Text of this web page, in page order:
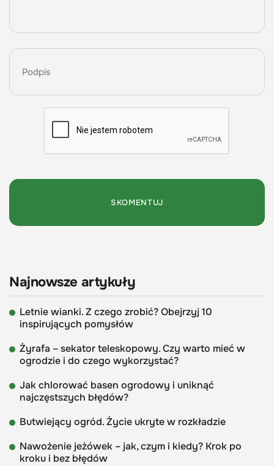
Najnowsze artykuły
Letnie wianki. Z czego zrobić? Obejrzyj 10
inspirujących pomysłów
Żyrafa – sekator teleskopowy. Czy warto mieć w
ogrodzie i do czego wykorzystać?
Jak chlorować basen ogrodowy i uniknąć
najczęstszych błędów?
Butwiejący ogród. Życie ukryte w rozkładzie
Nawożenie jeżówek – jak, czym i kiedy? Krok po
kroku i bez błędów